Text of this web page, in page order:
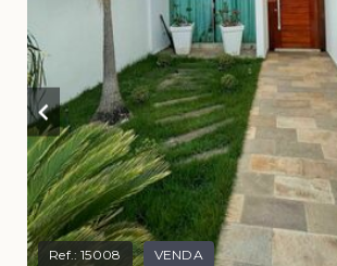
Ref.:15008 VENDA